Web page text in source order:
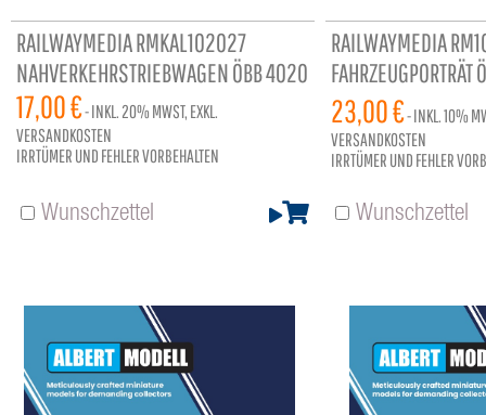
RAILWAYMEDIA RMKAL102027
NAHVERKEHRSTRIEBWAGEN ÖBB 4020
17,00 €- INKL. 20% MWST, EXKL.
VERSANDKOSTEN
IRRTÜMER UND FEHLER VORBEHALTEN
Wunschzettel
RAILWAYMEDIA
96 SEITEN
23,00 €- INKL.10%
VERSANDKOSTEN
IRRTÜMER UND FEHLER
Wunschzettel